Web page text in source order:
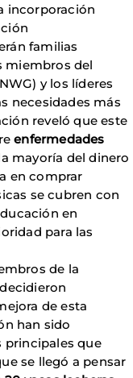
incorporación
familias
miembros del
y los líderes
necesidades más
reveló que este
enfermedades
mayoría del dinero
en comprar
se cubren con
en
para las
de la
de esta
han sido
principales que
se llegó a pensar